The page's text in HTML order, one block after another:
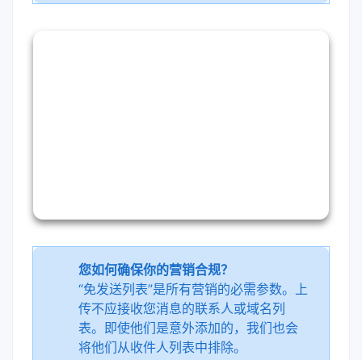
您如何确保你的营销合规？
“免发送列表”是所有营销的必需参数。上
传不应接收您消息的联系人或域名列
表。即使他们是意外添加的，我们也会
将他们从收件人列表中排除。